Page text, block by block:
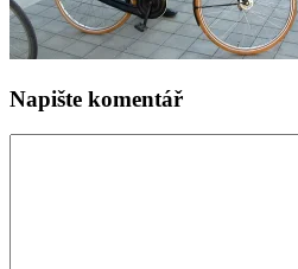
Napište komentář